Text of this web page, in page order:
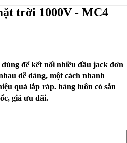
trời 1000V - MC4
để kết nối nhiều đầu jack đơn
dễ dàng, một cách nhanh
quả lắp ráp. hàng luôn có sẵn
giá ưu đãi.